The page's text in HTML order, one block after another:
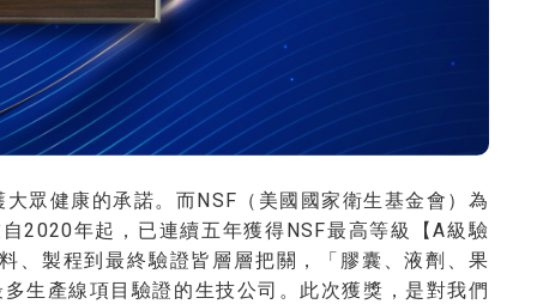
眾健康的承諾。而NSF（美國國家衛生基金會）為
2020年起，已連續五年獲得NSF最高等級【A級驗
、製程到最終驗證皆層層把關，「膠囊、液劑、果
生產線項目驗證的生技公司。此次獲獎，是對我們